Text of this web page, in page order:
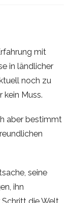
mit
in ländlicher
noch zu
kein Muss.
aber bestimmt
seine
ihn